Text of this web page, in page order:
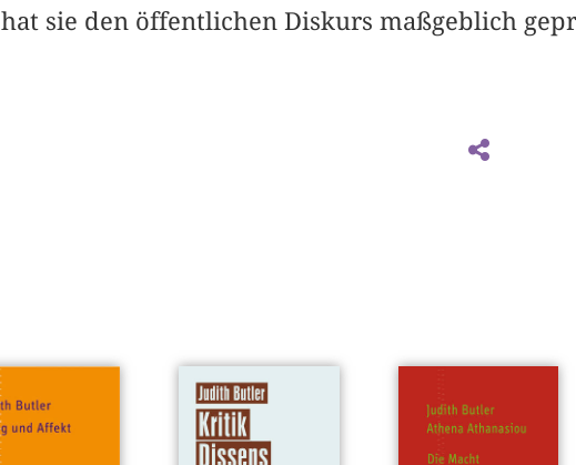
hat sie den öffentlichen Diskurs maßgeblich